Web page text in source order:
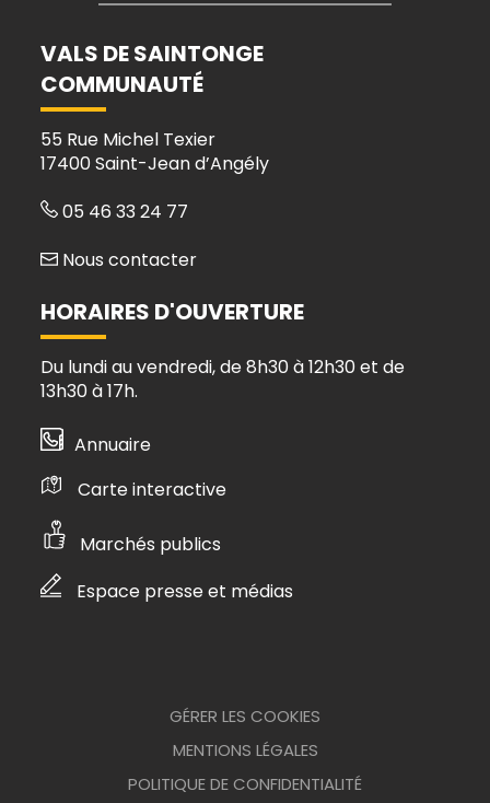
FacebookInstagram
VALS DE SAINTONGE
COMMUNAUTÉ
55 Rue Michel Texier
17400 Saint-Jean d’Angély
05 46 33 24 77
Nous contacter
HORAIRES D'OUVERTURE
Du lundi au vendredi, de 8h30 à 12h30 et de
13h30 à 17h.
Annuaire
Carte interactive
Marchés publics
Espace presse et médias
GÉRER LES COOKIES
MENTIONS LÉGALES
POLITIQUE DE CONFIDENTIALITÉ